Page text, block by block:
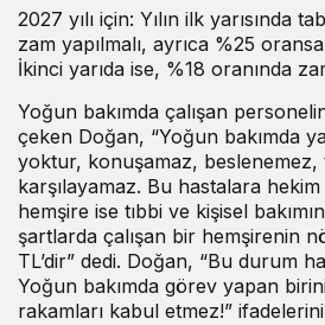
2027 yılı için: Yılın ilk yarısında
zam yapılmalı, ayrıca %25
İkinci yarıda ise, %18 oranında
Yoğun bakımda çalışan
çeken Doğan, “Yoğun bakımda
yoktur, konuşamaz, beslenemez,
karşılayamaz. Bu hastalara
hemşire ise tıbbi ve kişisel
şartlarda çalışan bir hemşirenin
TL’dir” dedi. Doğan, “Bu durum
Yoğun bakımda görev yapan
rakamları kabul etmez!”